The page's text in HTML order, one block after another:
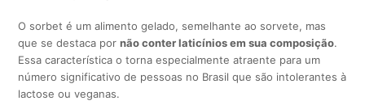
O sorbet é um alimento gelado, semelhante ao sorvete, mas
que se destaca pornão conter laticínios em sua composição.
Essa característica o torna especialmente atraente para um
número significativo de pessoas no Brasil que são intolerantes à
lactose ou veganas.